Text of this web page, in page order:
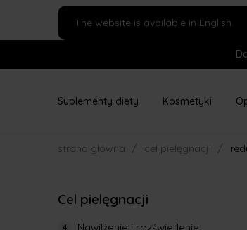
The website is available in English.
Suplementy diety Kosmetyki
strona główna / cel pielęgnacji /
Cel pielęgnacji
4